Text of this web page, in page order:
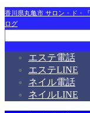
香川県丸亀市 サロン・ド・
ログ
エステ電話
エステLINE
ネイル電話
ネイルLINE